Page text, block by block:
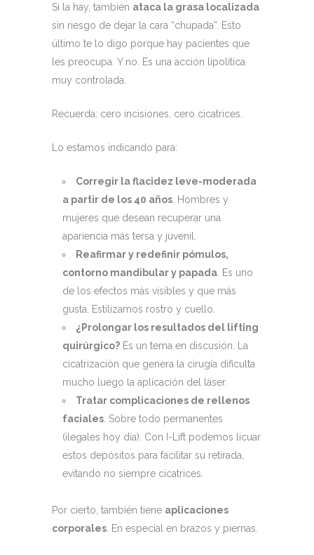
Si la hay, también ataca la grasa localizada
sin riesgo de dejar la cara “chupada”. Esto
último te lo digo porque hay pacientes que
les preocupa. Y no. Es una acción lipolítica
muy controlada.
Recuerda: cero incisiones, cero cicatrices.
Lo estamos indicando para:
Corregir la flacidez leve-moderada
a partir de los 40 años . Hombres y
mujeres que desean recuperar una
apariencia más tersa y juvenil.
Reafirmar y redefinir pómulos,
contorno mandibular y papada . Es uno
de los efectos más visibles y que más
gusta. Estilizamos rostro y cuello.
¿Prolongar los resultados del lifting
quirúrgico? Es un tema en discusión. La
cicatrización que genera la cirugía dificulta
mucho luego la aplicación del láser.
Tratar complicaciones de rellenos
faciales . Sobre todo permanentes
(ilegales hoy día). Con I-Lift podemos licuar
estos depósitos para facilitar su retirada,
evitando no siempre cicatrices.
Por cierto, también tiene aplicaciones
corporales . En especial en brazos y piernas.